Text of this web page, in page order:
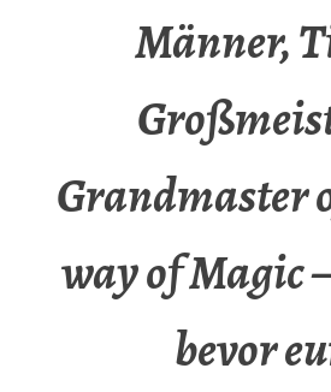
Männer,
Grandmaster
way of Magic
bevor